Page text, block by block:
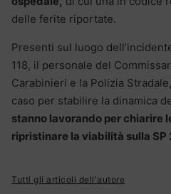
delle ferite riportate.
Presenti sul luogo
118, il personale del
Carabinieri e la Polizia
caso per stabilire la dinamica
stanno lavorando per chiarire
ripristinare la viabilità sulla SP
Tutti gli articoli dell'autore